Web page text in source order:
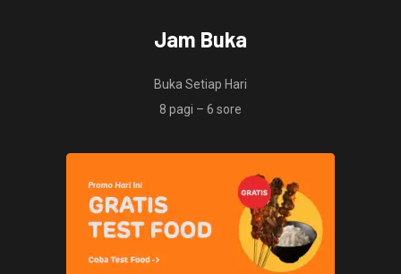
Jam Buka
Buka Setiap Hari
8 pagi – 6 sore